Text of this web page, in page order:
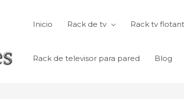
Inicio Rack de tv Rack tv
Rack de televisor para pared Blog